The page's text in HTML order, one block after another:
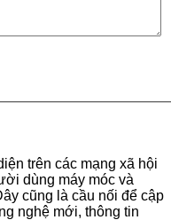
trên các mạng xã hội
dùng máy móc và
cũng là cầu nối để cập
nghệ mới, thông tin